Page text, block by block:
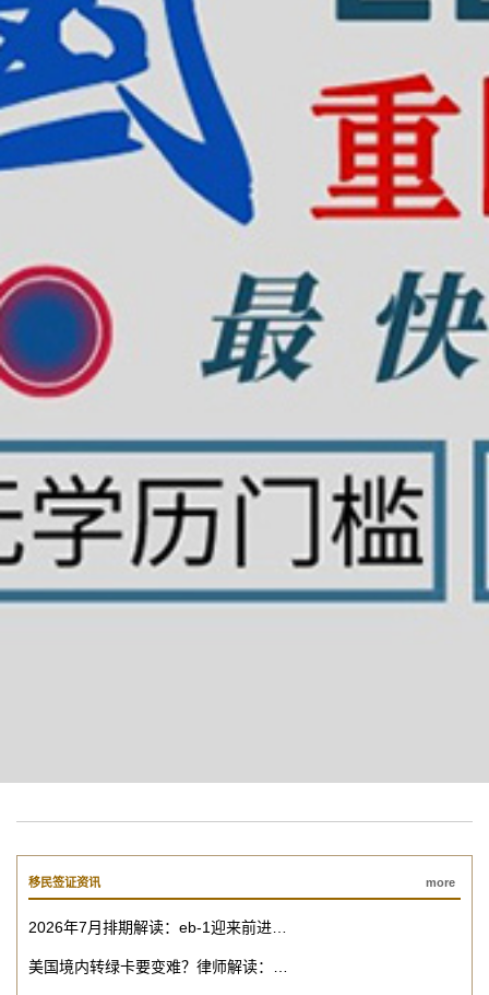
移民签证资讯 more
2026年7月排期解读：eb-1迎来前进…
美国境内转绿卡要变难？律师解读：…